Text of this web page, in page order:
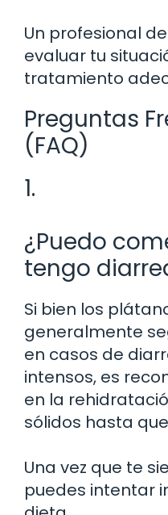
Un profesional
evaluar tu
tratamiento
Preguntas
(FAQ)
1.
¿Puedo
tengo
Si bien los
generalmente
en casos de
intensos, es
en la
sólidos hasta
Una vez que te
puedes intentar